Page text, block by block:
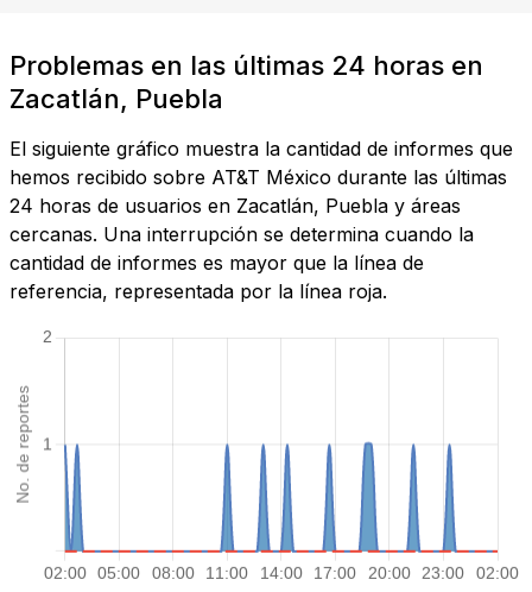
Problemas en las últimas 24 horas en
Zacatlán, Puebla
El siguiente gráfico muestra la cantidad de informes que
hemos recibido sobre AT&T México durante las últimas
24 horas de usuarios en Zacatlán, Puebla y áreas
cercanas. Una interrupción se determina cuando la
cantidad de informes es mayor que la línea de
referencia, representada por la línea roja.